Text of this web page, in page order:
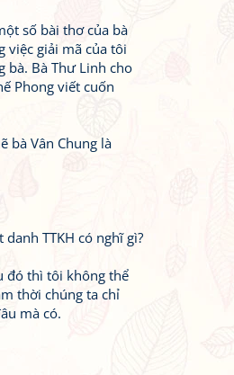
số bài thơ của bà
việc giải mã của tôi
bà. Bà Thư Linh cho
Phong viết cuốn
bà Vân Chung là
TTKH có nghĩ gì?
đó thì tôi không thể
thời chúng ta chỉ
mà có.